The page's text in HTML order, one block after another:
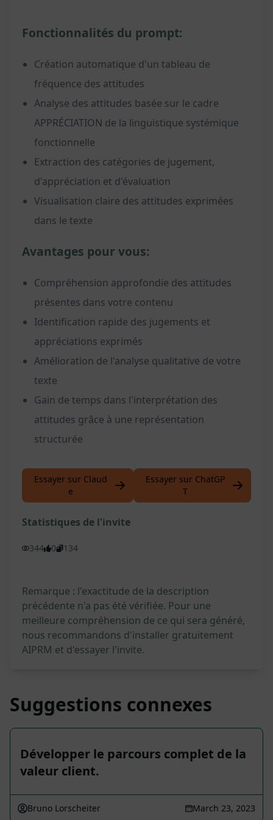
Fonctionnalités du prompt:
Création automatique d'un tableau de
fréquence des attitudes
Analyse des attitudes basée sur le cadre
APPRÉCIATION de la linguistique systémique
fonctionnelle
Extraction des catégories de jugement,
d'appréciation et d'évaluation
Visualisation claire des attitudes exprimées
dans le texte
Avantages pour vous:
Compréhension approfondie des attitudes
présentes dans votre contenu
Identification rapide des jugements et
appréciations exprimés
Amélioration de l'analyse qualitative de votre
texte
Gain de temps dans l'interprétation des
attitudes grâce à une représentation
structurée
Essayer sur Claud
e
Essayer sur ChatGP
T
Statistiques de l'invite
344 0 134
Remarque : l'exactitude de la description
précédente n'a pas été vérifiée. Pour une
meilleure compréhension de ce qui sera généré,
nous recommandons d'installer gratuitement
AIPRM et d'essayer l'invite.
Suggestions connexes
Développer le parcours complet de la
valeur client.
Bruno Lorscheiter March 23, 2023